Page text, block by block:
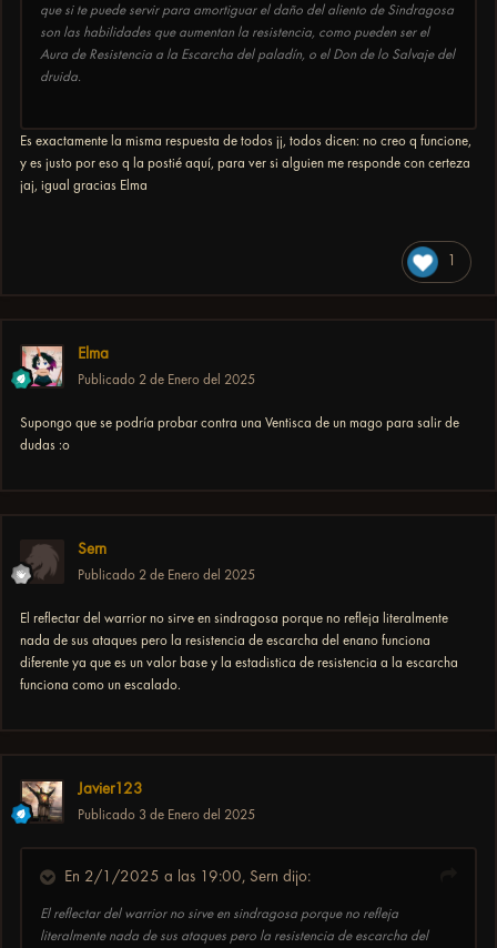
que si te puede servir para amortiguar el daño del aliento de Sindragosa
son las habilidades que aumentan la resistencia, como pueden ser el
Aura de Resistencia a la Escarcha del paladín, o el Don de lo Salvaje del
druida.
Es exactamente la misma respuesta de todos jj, todos dicen: no creo q funcione,
y es justo por eso q la postié aquí, para ver si alguien me responde con certeza
jaj, igual gracias Elma
1
Elma
Publicado 2 de Enero del 2025
Supongo que se podría probar contra una Ventisca de un mago para salir de
dudas :o
Sern
Publicado 2 de Enero del 2025
El reflectar del warrior no sirve en sindragosa porque no refleja literalmente
nada de sus ataques pero la resistencia de escarcha del enano funciona
diferente ya que es un valor base y la estadistica de resistencia a la escarcha
funciona como un escalado.
Javier123
Publicado 3 de Enero del 2025
En 2/1/2025 a las 19:00, Sern dijo:
El reflectar del warrior no sirve en sindragosa porque no refleja
literalmente nada de sus ataques pero la resistencia de escarcha del